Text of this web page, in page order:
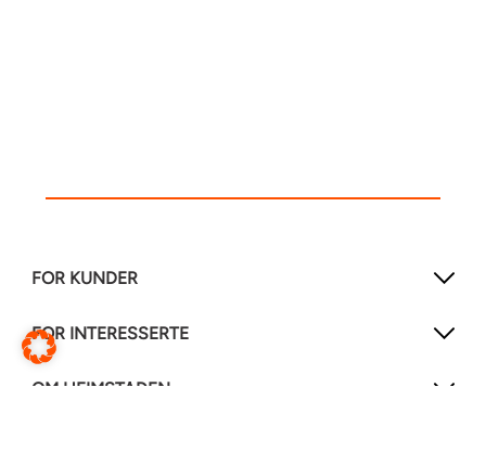
FOR KUNDER
FOR INTERESSERTE
OM HEIMSTADEN